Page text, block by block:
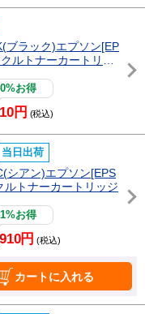
ブラック)エプソン[EP
ルトナーカートリッ
お得
円 (税込)
当日出荷
シアン)エプソン[EPS
ルトナーカートリッジ
お得
円 (税込)
カートに入れる